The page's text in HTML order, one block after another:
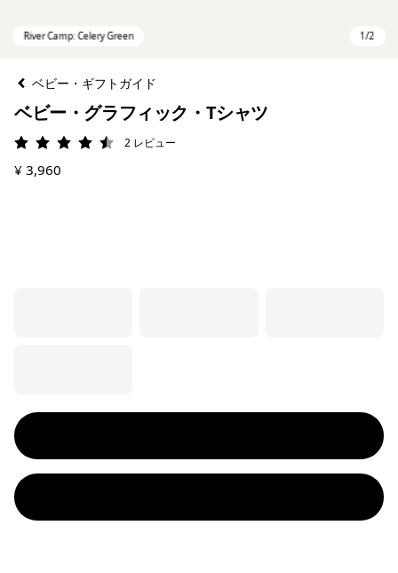
ベビー・ギフトガイド
ベビー・グラフィック・Tシャツ
評価: 4.5 / 5
2 レビュー
¥ 3,960